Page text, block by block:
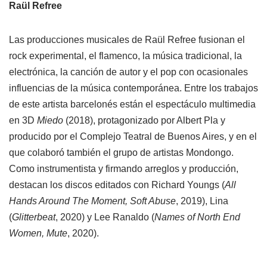
Raül Refree
Las producciones musicales de Raül Refree fusionan el
rock experimental, el flamenco, la música tradicional, la
electrónica, la canción de autor y el pop con ocasionales
influencias de la música contemporánea. Entre los trabajos
de este artista barcelonés están el espectáculo multimedia
en 3D Miedo (2018), protagonizado por Albert Pla y
producido por el Complejo Teatral de Buenos Aires, y en el
que colaboró también el grupo de artistas Mondongo.
Como instrumentista y firmando arreglos y producción,
destacan los discos editados con Richard Youngs (All
Hands Around The Moment, Soft Abuse, 2019), Lina
(Glitterbeat, 2020) y Lee Ranaldo (Names of North End
Women, Mute, 2020).